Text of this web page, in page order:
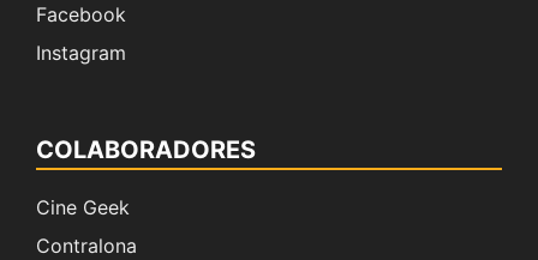
Facebook
Instagram
COLABORADORES
Cine Geek
Contralona